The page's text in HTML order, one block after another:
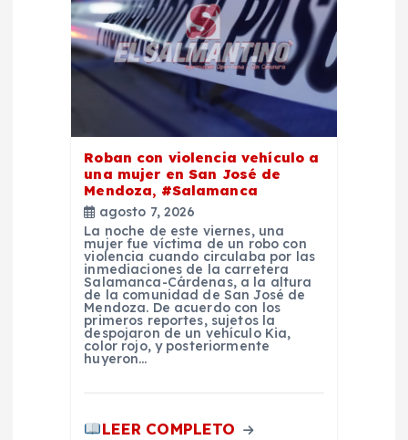
Roban con violencia vehículo a
una mujer en San José de
Mendoza, #Salamanca
agosto 7, 2026
La noche de este viernes, una
mujer fue víctima de un robo con
violencia cuando circulaba por las
inmediaciones de la carretera
Salamanca-Cárdenas, a la altura
de la comunidad de San José de
Mendoza. De acuerdo con los
primeros reportes, sujetos la
despojaron de un vehículo Kia,
color rojo, y posteriormente
huyeron…
LEER COMPLETO